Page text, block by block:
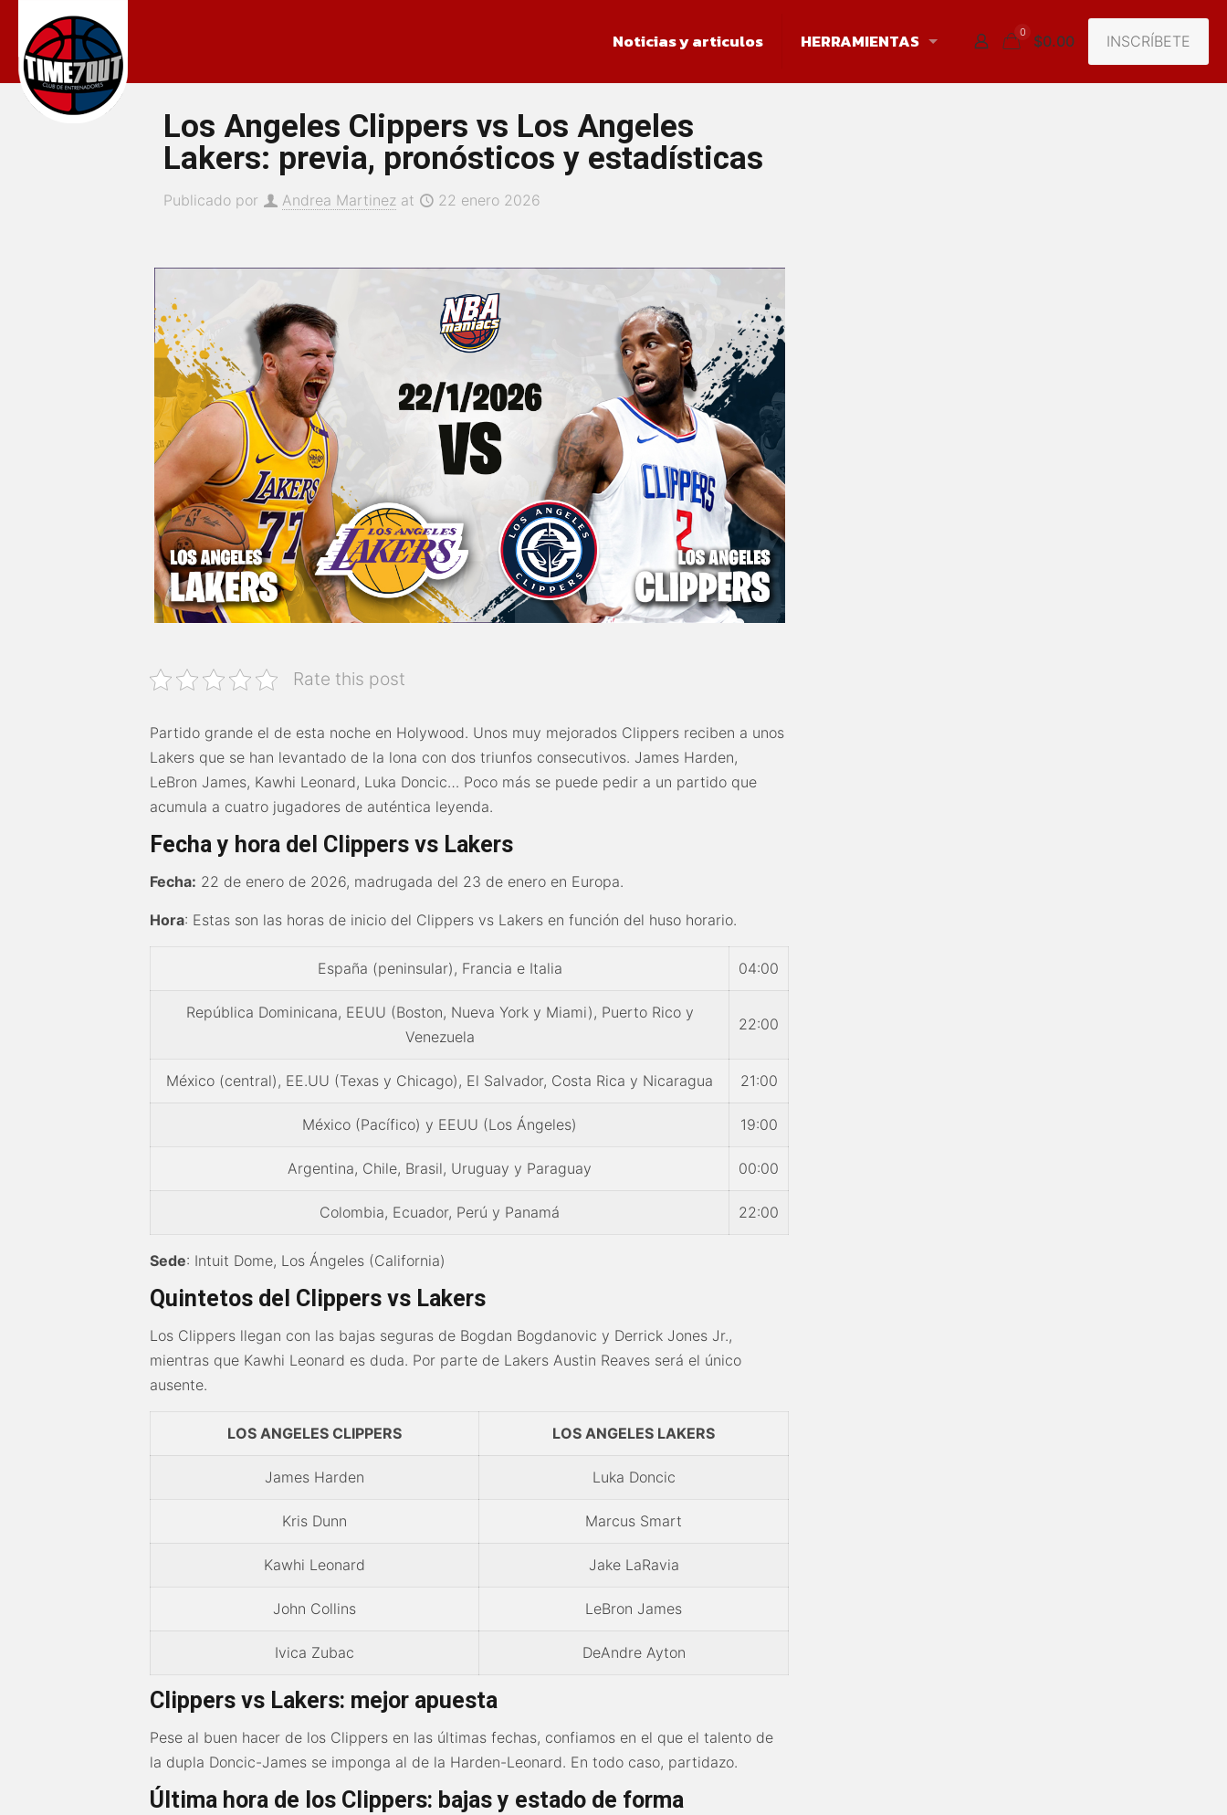
Noticias y articulos HERRAMIENTAS 0 $0.00 INSCRÍBETE
Los Angeles Clippers vs Los Angeles
Lakers: previa, pronósticos y estadísticas
Publicado por Andrea Martinez at 22 enero 2026
Rate this post
Partido grande el de esta noche en Holywood. Unos muy mejorados Clippers reciben a unos
Lakers que se han levantado de la lona con dos triunfos consecutivos. James Harden,
LeBron James, Kawhi Leonard, Luka Doncic… Poco más se puede pedir a un partido que
acumula a cuatro jugadores de auténtica leyenda.
Fecha y hora del Clippers vs Lakers
Fecha: 22 de enero de 2026, madrugada del 23 de enero en Europa.
Hora: Estas son las horas de inicio del Clippers vs Lakers en función del huso horario.
España (peninsular), Francia e Italia 04:00
República Dominicana, EEUU (Boston, Nueva York y Miami), Puerto Rico y
Venezuela
22:00
México (central), EE.UU (Texas y Chicago), El Salvador, Costa Rica y Nicaragua 21:00
México (Pacífico) y EEUU (Los Ángeles) 19:00
Argentina, Chile, Brasil, Uruguay y Paraguay 00:00
Colombia, Ecuador, Perú y Panamá 22:00
Sede: Intuit Dome, Los Ángeles (California)
Quintetos del Clippers vs Lakers
Los Clippers llegan con las bajas seguras de Bogdan Bogdanovic y Derrick Jones Jr.,
mientras que Kawhi Leonard es duda. Por parte de Lakers Austin Reaves será el único
ausente.
LOS ANGELES CLIPPERS LOS ANGELES LAKERS
James Harden Luka Doncic
Kris Dunn Marcus Smart
Kawhi Leonard Jake LaRavia
John Collins LeBron James
Ivica Zubac DeAndre Ayton
Clippers vs Lakers: mejor apuesta
Pese al buen hacer de los Clippers en las últimas fechas, confiamos en el que el talento de
la dupla Doncic-James se imponga al de la Harden-Leonard. En todo caso, partidazo.
Última hora de los Clippers: bajas y estado de forma